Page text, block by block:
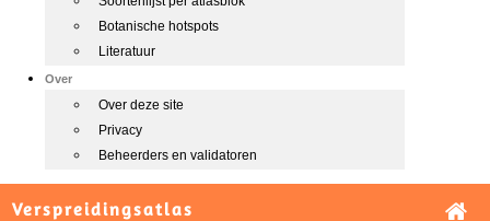
Botanische hotspots
Literatuur
Over
Over deze site
Privacy
Beheerders en validatoren
Verspreidingsatlas